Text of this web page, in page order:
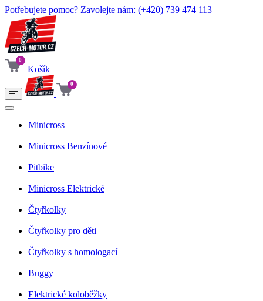
Potřebujete pomoc? Zavolejte nám: (+420) 739 474 113
0
Košík
0
Minicross
Minicross Benzínové
Pitbike
Minicross Elektrické
Čtyřkolky
Čtyřkolky pro děti
Čtyřkolky s homologací
Buggy
Elektrické koloběžky